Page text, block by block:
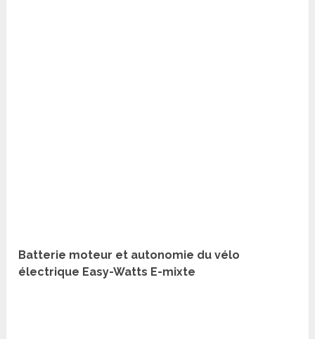
Batterie moteur et autonomie du vélo
électrique Easy-Watts E-mixte